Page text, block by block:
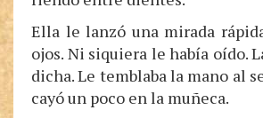
Ella le lanzó una mirada
ojos. Ni siquiera le había oído.
dicha. Le temblaba la mano al
cayó un poco en la muñeca.